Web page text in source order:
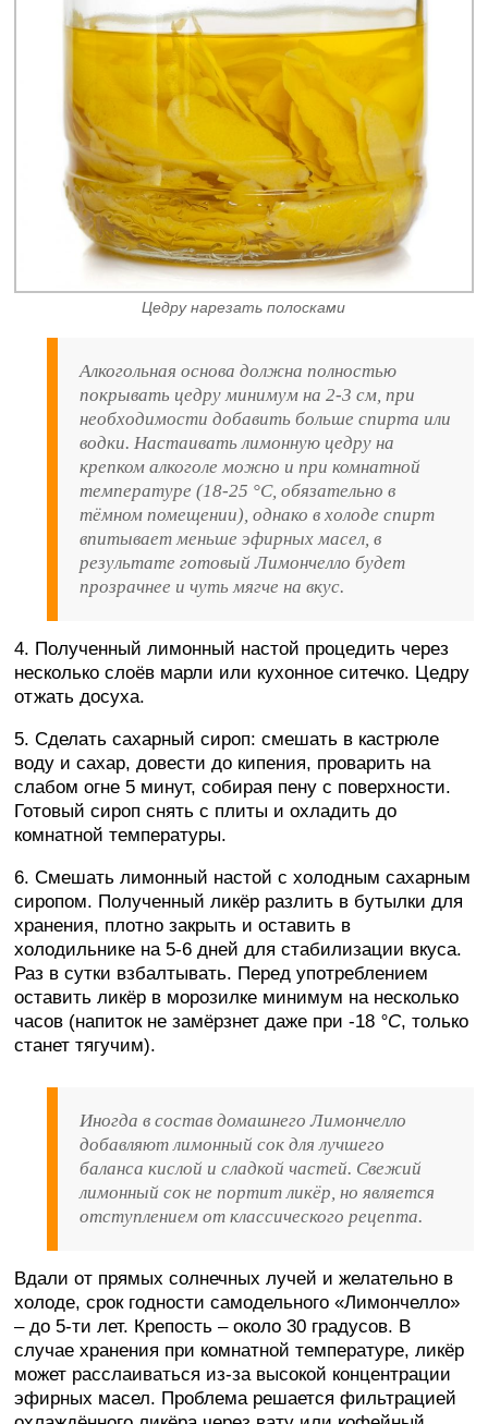
Цедру нарезать полосками
Алкогольная основа должна полностью
покрывать цедру минимум на 2-3 см, при
необходимости добавить больше спирта или
водки. Настаивать лимонную цедру на
крепком алкоголе можно и при комнатной
температуре (18-25 °C, обязательно в
тёмном помещении), однако в холоде спирт
впитывает меньше эфирных масел, в
результате готовый Лимончелло будет
прозрачнее и чуть мягче на вкус.
4. Полученный лимонный настой процедить через
несколько слоёв марли или кухонное ситечко. Цедру
отжать досуха.
5. Сделать сахарный сироп: смешать в кастрюле
воду и сахар, довести до кипения, проварить на
слабом огне 5 минут, собирая пену с поверхности.
Готовый сироп снять с плиты и охладить до
комнатной температуры.
6. Смешать лимонный настой с холодным сахарным
сиропом. Полученный ликёр разлить в бутылки для
хранения, плотно закрыть и оставить в
холодильнике на 5-6 дней для стабилизации вкуса.
Раз в сутки взбалтывать. Перед употреблением
оставить ликёр в морозилке минимум на несколько
часов (напиток не замёрзнет даже при -18 °C, только
станет тягучим).
Иногда в состав домашнего Лимончелло
добавляют лимонный сок для лучшего
баланса кислой и сладкой частей. Свежий
лимонный сок не портит ликёр, но является
отступлением от классического рецепта.
Вдали от прямых солнечных лучей и желательно в
холоде, срок годности самодельного «Лимончелло»
– до 5-ти лет. Крепость – около 30 градусов. В
случае хранения при комнатной температуре, ликёр
может расслаиваться из-за высокой концентрации
эфирных масел. Проблема решается фильтрацией